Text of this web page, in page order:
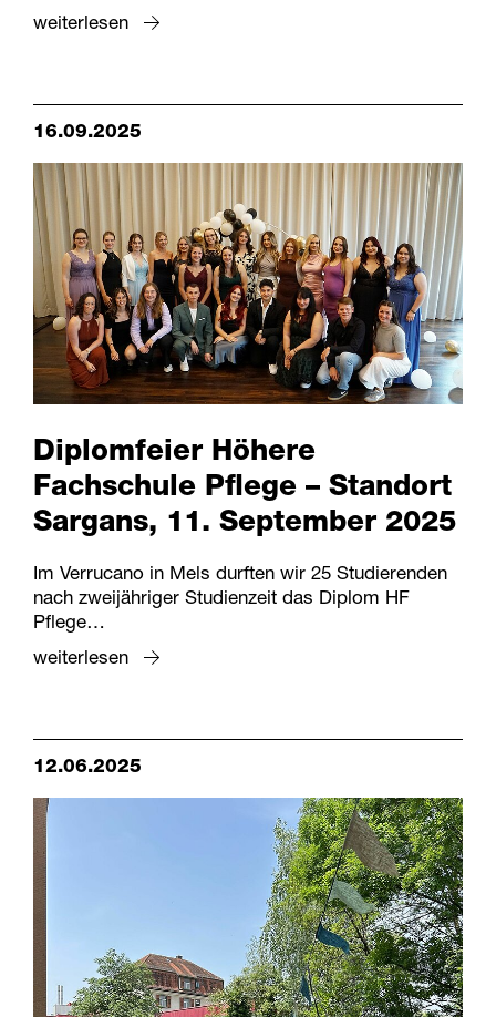
weiterlesen
16.09.2025
Diplomfeier Höhere
Fachschule Pflege – Standort
Sargans, 11. September 2025
Im Verrucano in Mels durften wir 25 Studierenden
nach zweijähriger Studienzeit das Diplom HF
Pflege…
weiterlesen
12.06.2025